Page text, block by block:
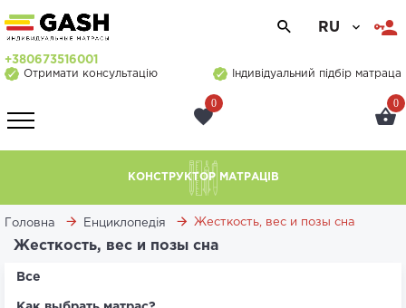
RU
+380673516001
Отримати консультацію
Індивідуальний підбір матраца
0 0
КОНСТРУКТОР МАТРАЦІВ
Головна Енциклопедія Жесткость, вес и позы сна
Жесткость, вес и позы сна
Все